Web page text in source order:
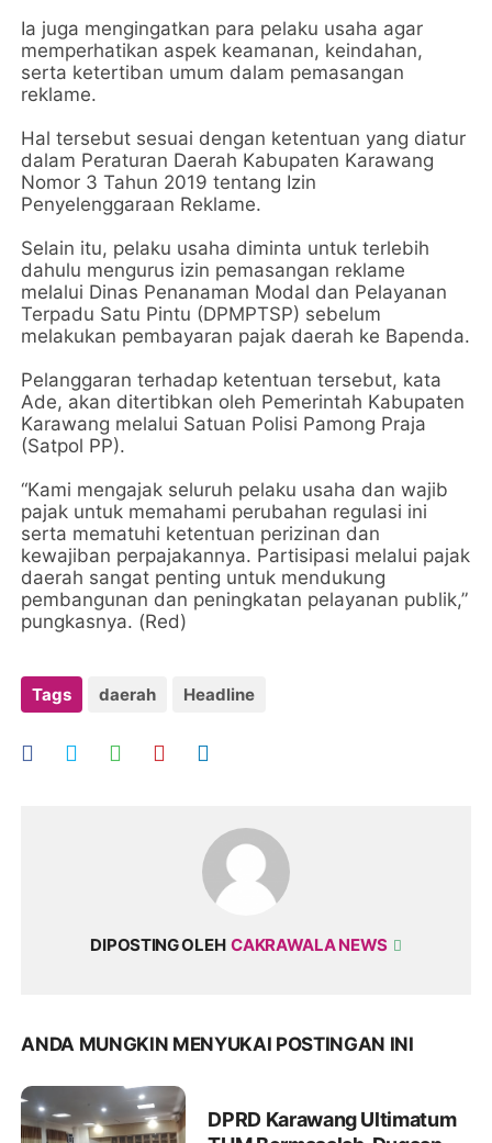
Ia juga mengingatkan para pelaku usaha agar
memperhatikan aspek keamanan, keindahan,
serta ketertiban umum dalam pemasangan
reklame.
Hal tersebut sesuai dengan ketentuan yang diatur
dalam Peraturan Daerah Kabupaten Karawang
Nomor 3 Tahun 2019 tentang Izin
Penyelenggaraan Reklame.
Selain itu, pelaku usaha diminta untuk terlebih
dahulu mengurus izin pemasangan reklame
melalui Dinas Penanaman Modal dan Pelayanan
Terpadu Satu Pintu (DPMPTSP) sebelum
melakukan pembayaran pajak daerah ke Bapenda.
Pelanggaran terhadap ketentuan tersebut, kata
Ade, akan ditertibkan oleh Pemerintah Kabupaten
Karawang melalui Satuan Polisi Pamong Praja
(Satpol PP).
“Kami mengajak seluruh pelaku usaha dan wajib
pajak untuk memahami perubahan regulasi ini
serta mematuhi ketentuan perizinan dan
kewajiban perpajakannya. Partisipasi melalui pajak
daerah sangat penting untuk mendukung
pembangunan dan peningkatan pelayanan publik,”
pungkasnya. (Red)
Tags daerah Headline
DIPOSTING OLEH CAKRAWALA NEWS
ANDA MUNGKIN MENYUKAI POSTINGAN INI
DPRD Karawang Ultimatum